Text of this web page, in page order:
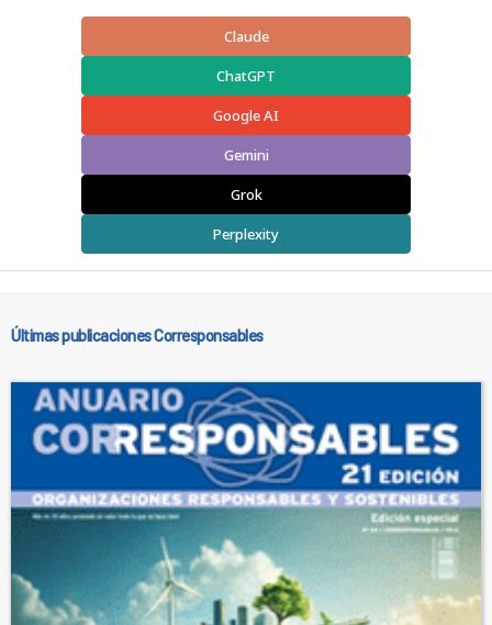
Claude
ChatGPT
Google AI
Gemini
Grok
Perplexity
Últimas publicaciones Corresponsables